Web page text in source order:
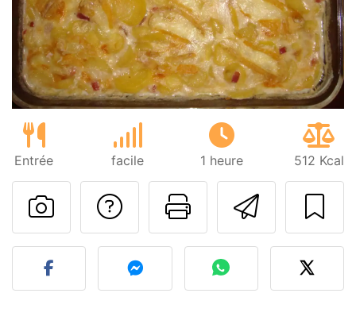
Entrée facile 1 heure 512 Kcal
Imprimer
Poser une
Publier votre photo de